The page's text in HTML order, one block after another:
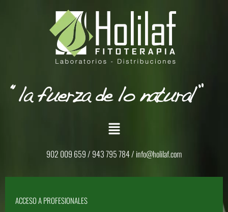
902 009 659 / 943 795 784 / info@holilaf.com
ACCESO A PROFESIONALES